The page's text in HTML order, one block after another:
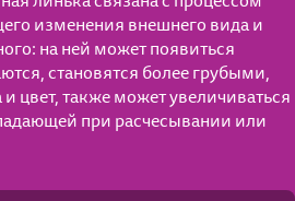
изменения внешнего вида и
на ней может появиться
становятся более грубыми,
цвет, также может увеличиваться
при расчесывании или